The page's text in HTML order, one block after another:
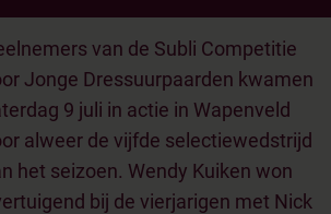
van de Subli Competitie
Jonge Dressuurpaarden kwamen
9 juli in actie in Wapenveld
alweer de vijfde selectiewedstrijd
het seizoen. Wendy Kuiken won
bij de vierjarigen met Nick